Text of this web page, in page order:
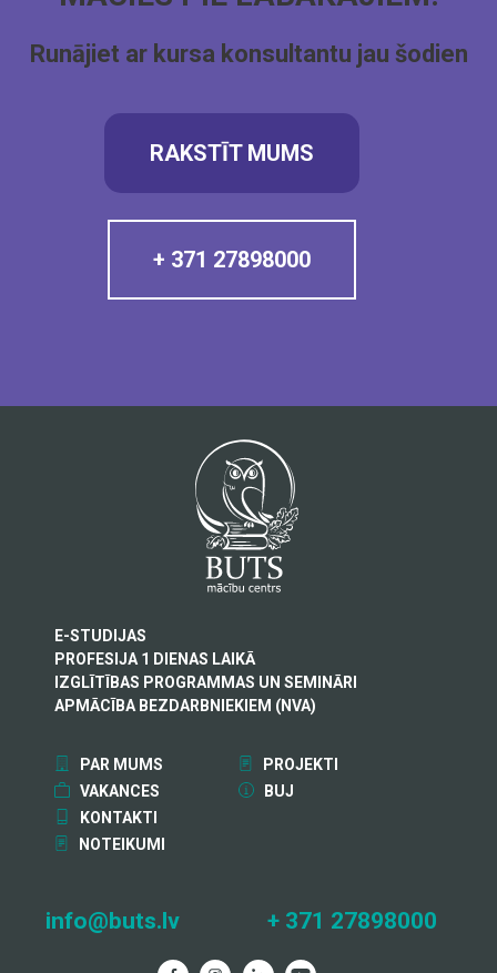
Runājiet ar kursa konsultantu jau šodien
RAKSTĪT MUMS
+ 371 27898000
E-STUDIJAS
PROFESIJA 1 DIENAS LAIKĀ
IZGLĪTĪBAS PROGRAMMAS UN SEMINĀRI
APMĀCĪBA BEZDARBNIEKIEM (NVA)
PAR MUMS
PROJEKTI
VAKANCES
BUJ
KONTAKTI
NOTEIKUMI
info@buts.lv + 371 27898000